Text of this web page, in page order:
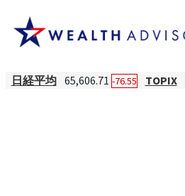
日経平均 65,606.71 -76.55 TOPIX